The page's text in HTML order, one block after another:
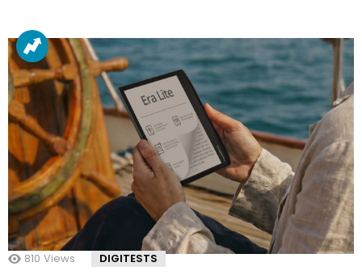
810 Views DIGITESTS